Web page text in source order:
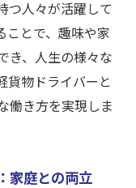
つ人々が活躍して
ことで、趣味や家
き、人生の様々な
貨物ドライバーと
働き方を実現しま
家庭との両立